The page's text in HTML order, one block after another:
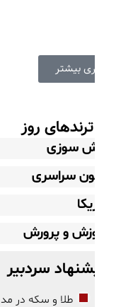
بیشتر
روز
سوزی
سراسری
و پرورش
سردبیر
طلا و سکه در مدار